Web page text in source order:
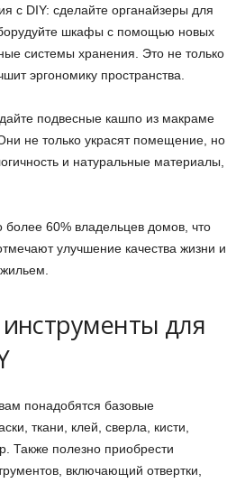
с DIY: сделайте органайзеры для
шкафы с помощью новых
системы хранения. Это не только
эргономику пространства.
подвесные кашпо из макраме
не только украсят помещение, но
и натуральные материалы,
более 60% владельцев домов, что
улучшение качества жизни и
для
понадобятся базовые
ткани, клей, сверла, кисти,
Также полезно приобрести
включающий отвертки,